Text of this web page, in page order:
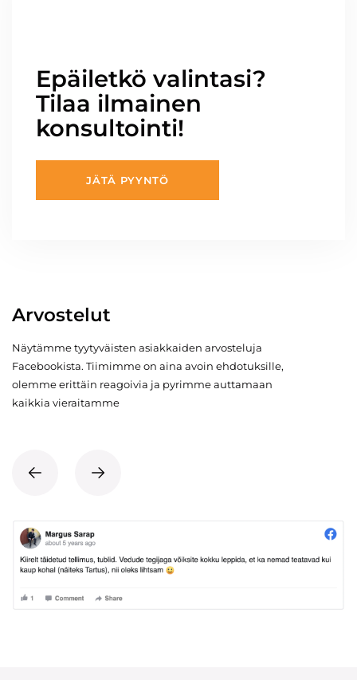
Epäiletkö valintasi?
Tilaa ilmainen
konsultointi!
JÄTÄ PYYNTÖ
Arvostelut
Näytämme tyytyväisten asiakkaiden arvosteluja
Facebookista. Tiimimme on aina avoin ehdotuksille,
olemme erittäin reagoivia ja pyrimme auttamaan
kaikkia vieraitamme